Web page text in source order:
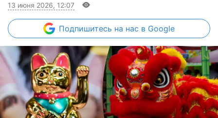
13 июня 2026, 12:07
Подпишитесь на нас в Google